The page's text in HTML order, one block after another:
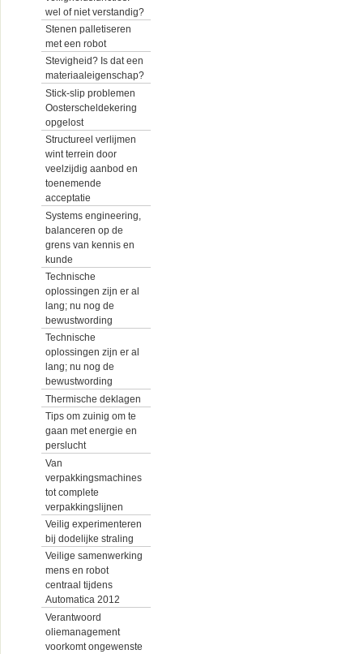
wel of niet verstandig?
Stenen palletiseren
met een robot
Stevigheid? Is dat een
materiaaleigenschap?
Stick-slip problemen
Oosterscheldekering
opgelost
Structureel verlijmen
wint terrein door
veelzijdig aanbod en
toenemende
acceptatie
Systems engineering,
balanceren op de
grens van kennis en
kunde
Technische
oplossingen zijn er al
lang; nu nog de
bewustwording
Technische
oplossingen zijn er al
lang; nu nog de
bewustwording
Thermische deklagen
Tips om zuinig om te
gaan met energie en
perslucht
Van
verpakkingsmachines
tot complete
verpakkingslijnen
Veilig experimenteren
bij dodelijke straling
Veilige samenwerking
mens en robot
centraal tijdens
Automatica 2012
Verantwoord
oliemanagement
voorkomt ongewenste